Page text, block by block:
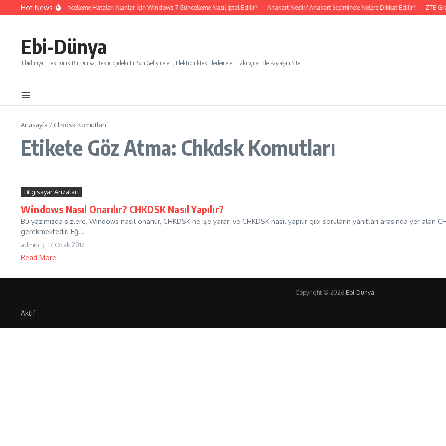
İçeriğe atlaHot News
Windows 7 Güncelleme Hataları Alanlar İçin Windows 7 Güncelleme Nasıl İptal Edilir? Anakart Nedir? Anakart Seçiminde Nelere Dikkat Edilir? ZTE
Ebi-Dünya
Ebidünya, Elektronik Bir Dünya, Teknolojideki En Son Gelişmeleri, Elektronikteki İlerlemeleri Takipçileri İle Paylaşan Site
Anasayfa / Chkdsk Komutları
Etikete Göz Atma: Chkdsk Komutları
Bilgisayar Arızaları
Windows Nasıl Onarılır? CHKDSK Nasıl Yapılır?
Bu yazımızda sizlere, Windows nasıl onarılır, CHKDSK ne işe yarar; ve CHKDSK nasıl yapılır gibi soruların yanıtları arasında yer
gerekmektedir. Eğ...
admin 17 Ocak 2017
Read More
Copyright © 2026 Ebi-Dünya
Aktif